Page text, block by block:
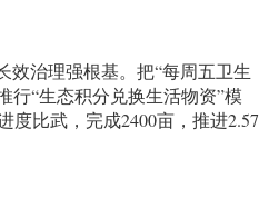
治理强根基。把“每周五卫生
行“生态积分兑换生活物资”模
比武，完成2400亩，推进2.57